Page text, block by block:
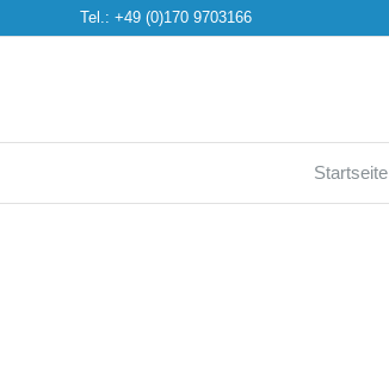
Tel.: +49 (0)170 9703166
Startseite